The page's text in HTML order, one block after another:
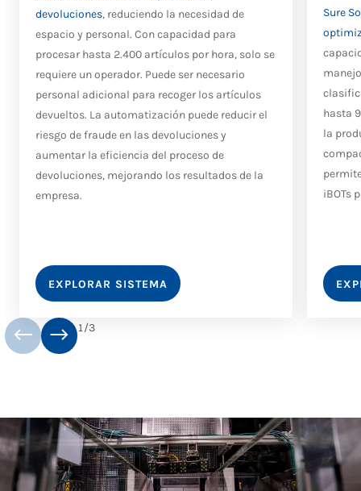
devoluciones, reduciendo la necesidad de
espacio y personal. Con capacidad para
procesar hasta 2.400 artículos por hora, solo se
requiere un operador. Puede ser necesario
personal adicional para recoger los artículos
devueltos. La automatización puede reducir el
riesgo de fraude en las devoluciones y
aumentar la eficiencia del proceso de
devoluciones, mejorando los resultados de la
empresa.
EXPLORAR SISTEMA
Sure
hasta
la
iBOTs
1/3